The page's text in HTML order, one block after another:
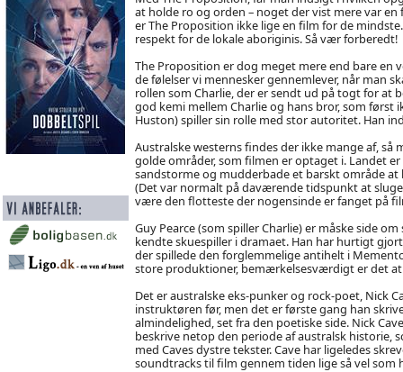
at holde ro og orden – noget der vist mere var
er The Proposition ikke lige en film for de
respekt for de lokale aboriginis. Så vær forberedt!
The Proposition er dog meget mere end bare en
de følelser vi mennesker gennemlever, når man
rollen som Charlie, der er sendt ud på togt for at
god kemi mellem Charlie og hans bror, som først
Huston) spiller sin rolle med stor autoritet. Han
Australske westerns findes der ikke mange af,
golde områder, som filmen er optaget i. Landet
sandstorme og mudderbade et barskt område
(Det var normalt på daværende tidspunkt at
være den flotteste der nogensinde er fanget på
Guy Pearce (som spiller Charlie) er måske side
kendte skuespiller i dramaet. Han har hurtigt
der spillede den forglemmelige antihelt i
store produktioner, bemærkelsesværdigt er det at
Det er australske eks-punker og rock-poet, Nick
instruktøren før, men det er første gang han
almindelighed, set fra den poetiske side. Nick
beskrive netop den periode af australsk historie,
med Caves dystre tekster. Cave har ligeledes
soundtracks til film gennem tiden lige så vel som